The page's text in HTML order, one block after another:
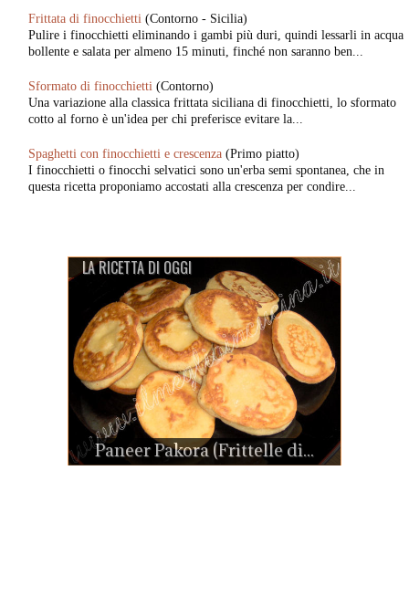
Frittata di finocchietti (Contorno - Sicilia)
Pulire i finocchietti eliminando i gambi più duri, quindi lessarli in acqua
bollente e salata per almeno 15 minuti, finché non saranno ben...
Sformato di finocchietti (Contorno)
Una variazione alla classica frittata siciliana di finocchietti, lo sformato
cotto al forno è un'idea per chi preferisce evitare la...
Spaghetti con finocchietti e crescenza (Primo piatto)
I finocchietti o finocchi selvatici sono un'erba semi spontanea, che in
questa ricetta proponiamo accostati alla crescenza per condire...
LA RICETTA DI OGGI
Paneer Pakora (Frittelle di...